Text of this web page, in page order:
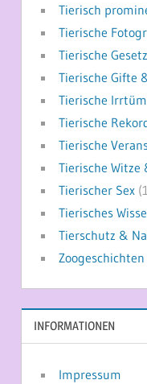
Tierisch
Tierische
Tierische
Tierische Gifte
Tierische
Tierische
Tierische
Tierische Witze
Tierischer Sex
Tierisches
Tierschutz &
Zoogeschichten
INFORMATIONEN
Impressum